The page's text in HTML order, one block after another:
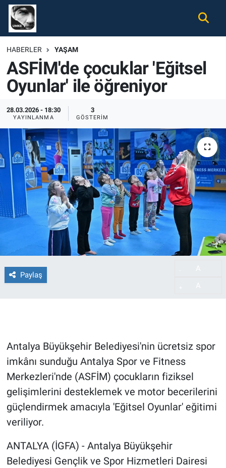
HABERLER YAŞAM
ASFİM'de çocuklar 'Eğitsel
Oyunlar' ile öğreniyor
28.03.2026 - 18:30
YAYINLANMA
3
GÖSTERIM
Paylaş
Antalya Büyükşehir Belediyesi'nin ücretsiz spor
imkânı sunduğu Antalya Spor ve Fitness
Merkezleri'nde (ASFİM) çocukların fiziksel
gelişimlerini desteklemek ve motor becerilerini
güçlendirmek amacıyla 'Eğitsel Oyunlar' eğitimi
veriliyor.
ANTALYA (İGFA) - Antalya Büyükşehir
Belediyesi Gençlik ve Spor Hizmetleri Dairesi
Gündem
Ekonomi
Spor
Magazin
Tüm Haberler
İletişim
Künye
Nöbetçi Eczaneler
Hava Durumu
Namaz Vakitleri
Trafik Durumu
Süper Lig Puan Durumu ve Fikstür
Tüm Manşetler
Son Dakika Haberleri
Haber Arşivi